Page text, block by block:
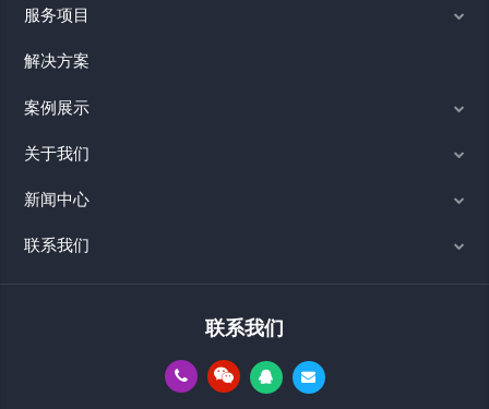
服务项目
解决方案
案例展示
关于我们
新闻中心
联系我们
联系我们